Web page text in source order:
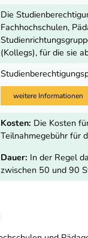
Die
Fachhochschulen,
(Kollegs), für die sie
weitere Informationen
Kosten: Die Kosten
Teilnahmegebühr für
Dauer: In der Regel
zwischen 50 und 90